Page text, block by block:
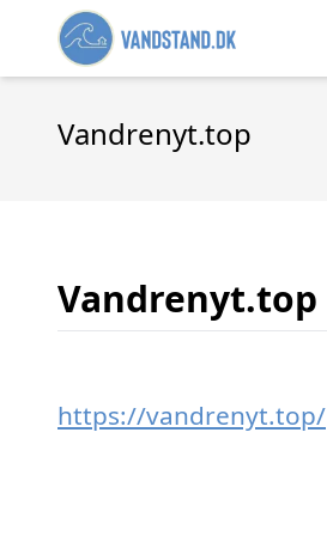
Vandrenyt.top
Vandrenyt.top
https://vandrenyt.top/